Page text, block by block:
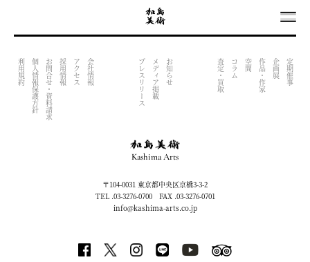
OUTPUT INDEX FILE (NOW UNDER CONSTRACTION)
定期催事
企画展
作品・作家
空間
コラム
査定・買取
お知らせ
メディア掲載
プレスリリース
会社情報
アクセス
採用情報
お問合せ・資料請求
個人情報保護方針
利用規約
Kashima Arts
〒104-0031 東京都中央区京橋3-3-2
TEL .03-3276-0700 FAX .03-3276-0701
info@kashima-arts.co.jp